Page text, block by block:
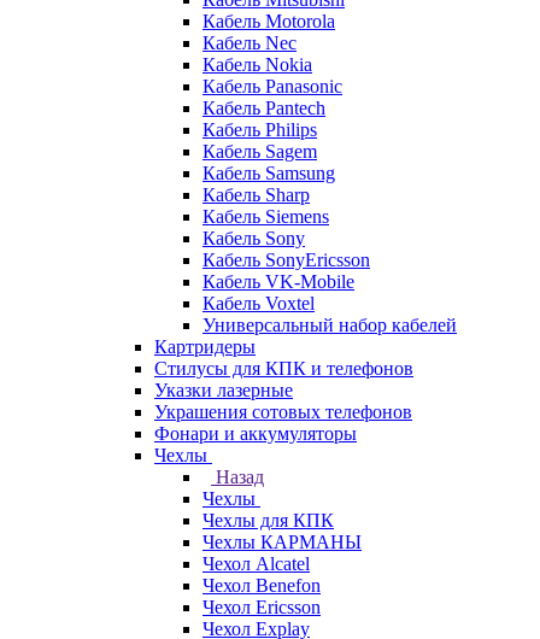
Кабель Motorola
Кабель Nec
Кабель Nokia
Кабель Panasonic
Кабель Pantech
Кабель Philips
Кабель Sagem
Кабель Samsung
Кабель Sharp
Кабель Siemens
Кабель Sony
Кабель SonyEricsson
Кабель VK-Mobile
Кабель Voxtel
Универсальный набор кабелей
Картридеры
Стилусы для КПК и телефонов
Указки лазерные
Украшения сотовых телефонов
Фонари и аккумуляторы
Чехлы
Назад
Чехлы
Чехлы для КПК
Чехлы КАРМАНЫ
Чехол Alcatel
Чехол Benefon
Чехол Ericsson
Чехол Explay